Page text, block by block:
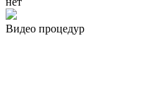
Видео процедур